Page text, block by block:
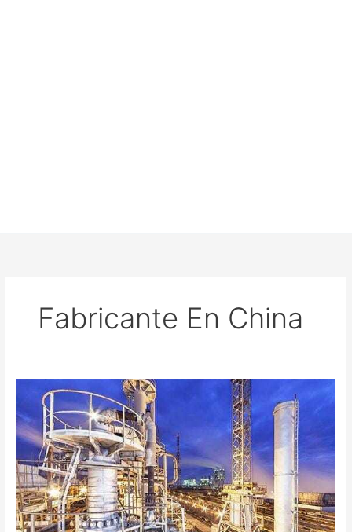
Fabricante En China